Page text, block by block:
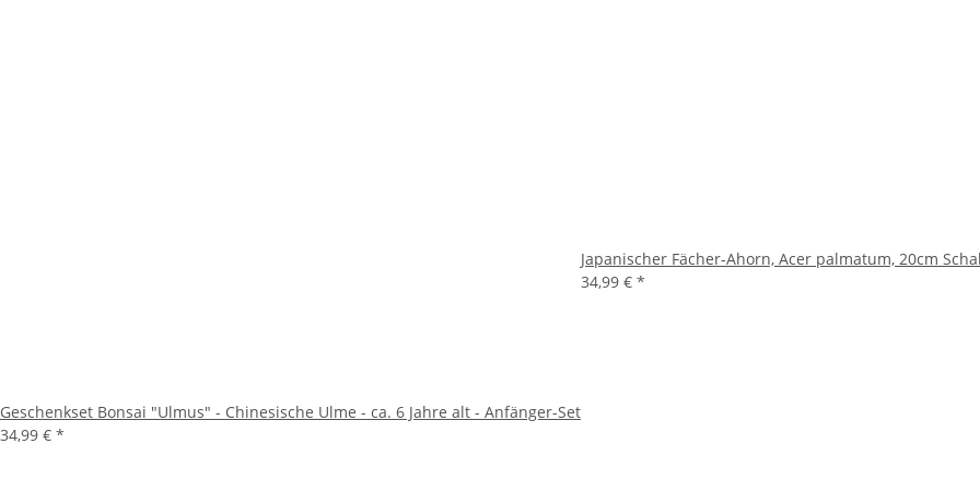
Geschenkset Bonsai "Ulmus" - Chinesische Ulme - ca. 6 Jahre alt - Anfänger-Set
34,99 € *
Japanischer Fächer-Ahorn, Acer palmatum, 20cm
34,99 € *